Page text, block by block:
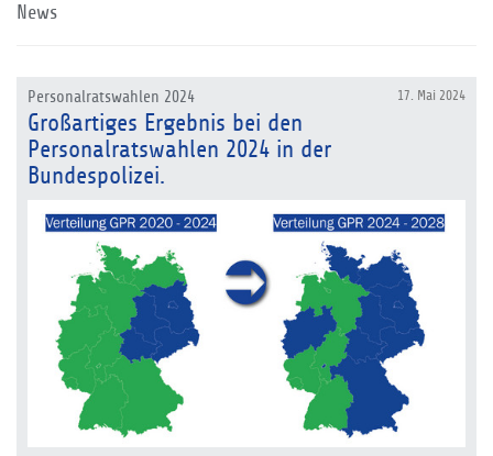
News
17. Mai 2024
Personalratswahlen 2024
Großartiges Ergebnis bei den
Personalratswahlen 2024 in der
Bundespolizei.